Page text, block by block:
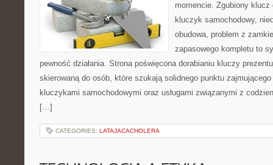
momencie. Zgubiony
kluczyk samochodowy,
obudowa, problem z
zapasowego kompletu to
pewność działania. Strona poświęcona dorabianiu kluczy
skierowaną do osób, które szukają solidnego punktu
kluczykami samochodowymi oraz usługami związanymi z
[…]
CATEGORIES: LATAJACACHOLERA